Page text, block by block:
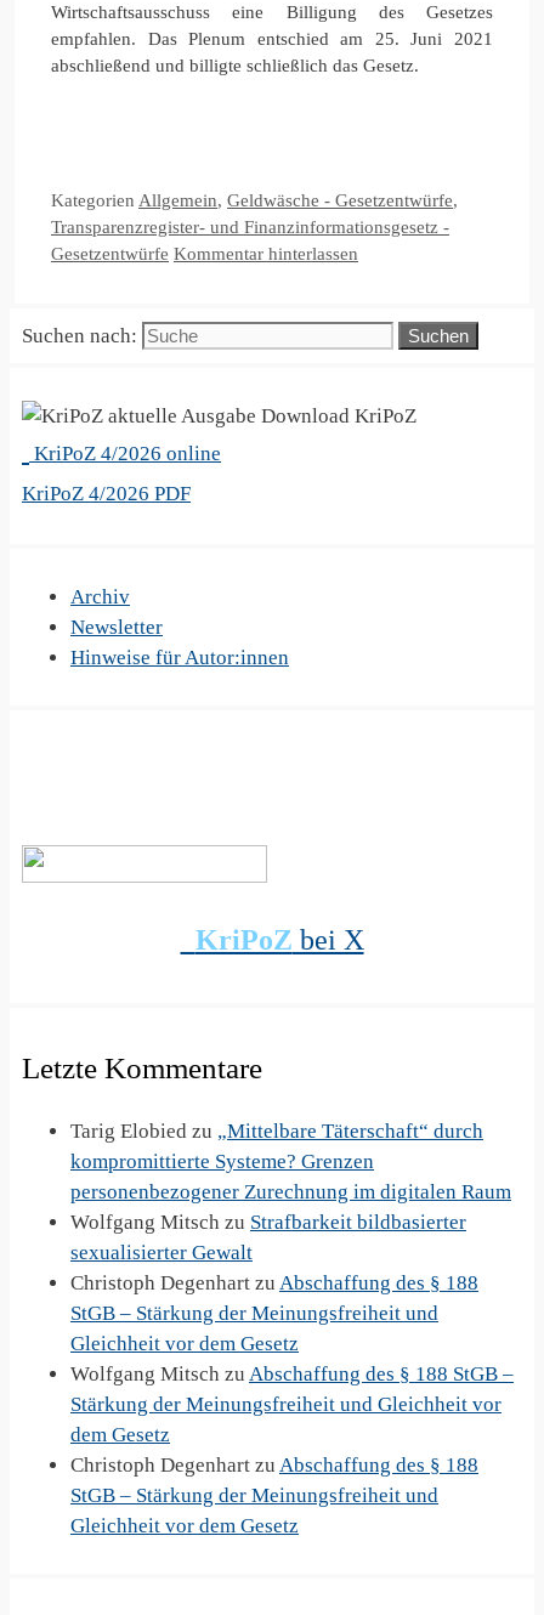
Wirtschaftsausschuss eine Billigung des Gesetzes
empfahlen. Das Plenum entschied am 25. Juni 2021
abschließend und billigte schließlich das Gesetz.
Kategorien Allgemein, Geldwäsche - Gesetzentwürfe,
Transparenzregister- und Finanzinformationsgesetz -
Gesetzentwürfe Kommentar hinterlassen
Suchen nach:
KriPoZ
KriPoZ 4/2026 online
KriPoZ 4/2026 PDF
Archiv
Newsletter
Hinweise für Autor:innen
KriPoZ bei X
Letzte Kommentare
Tarig Elobied zu „Mittelbare Täterschaft“ durch
kompromittierte Systeme? Grenzen
personenbezogener Zurechnung im digitalen Raum
Wolfgang Mitsch zu Strafbarkeit bildbasierter
sexualisierter Gewalt
Christoph Degenhart zu Abschaffung des § 188
StGB – Stärkung der Meinungsfreiheit und
Gleichheit vor dem Gesetz
Wolfgang Mitsch zu Abschaffung des § 188 StGB –
Stärkung der Meinungsfreiheit und Gleichheit vor
dem Gesetz
Christoph Degenhart zu Abschaffung des § 188
StGB – Stärkung der Meinungsfreiheit und
Gleichheit vor dem Gesetz